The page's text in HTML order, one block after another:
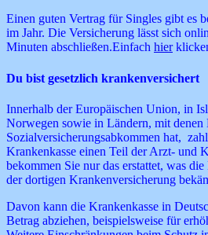
Einen guten Vertrag für Singles gibt es
im Jahr. Die Versicherung lässt sich
Minuten abschließen.Einfach hier
Du bist gesetzlich krankenversichert
Innerhalb der Europäischen Union, in
Norwegen sowie in Ländern, mit denen
Sozialversicherungsabkommen hat,
Krankenkasse einen Teil der Arzt- und
bekommen Sie nur das erstattet, was
der dortigen Krankenversicherung
Davon kann die Krankenkasse in
Betrag abziehen, beispielsweise für